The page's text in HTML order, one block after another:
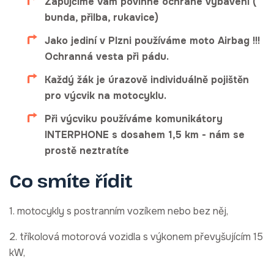
bunda, přilba, rukavice)
Jako jediní v Plzni používáme moto Airbag !!!
Ochranná vesta při pádu.
Každý žák je úrazově individuálně pojištěn
pro výcvik na motocyklu.
Při výcviku používáme komunikátory
INTERPHONE s dosahem 1,5 km - nám se
prostě neztratíte
Co smíte řídit
1. motocykly s postranním vozíkem nebo bez něj,
2. tříkolová motorová vozidla s výkonem převyšujícím 15
kW,